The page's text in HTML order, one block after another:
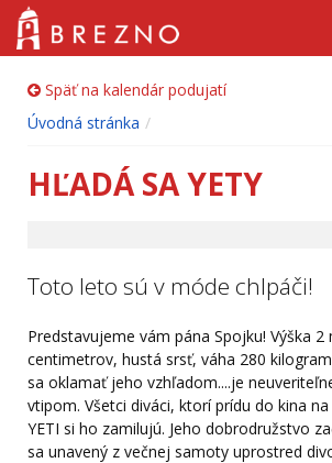
Späť na kalendár podujatí
Úvodná stránka
HĽADÁ SA YETY
Toto leto sú v móde chlpáči!
Predstavujeme vám pána Spojku! Výška 2
centimetrov, hustá srsť, váha 280
sa oklamať jeho vzhľadom....je
vtipom. Všetci diváci, ktorí prídu do kina na
YETI si ho zamilujú. Jeho dobrodružstvo
sa unavený z večnej samoty uprostred